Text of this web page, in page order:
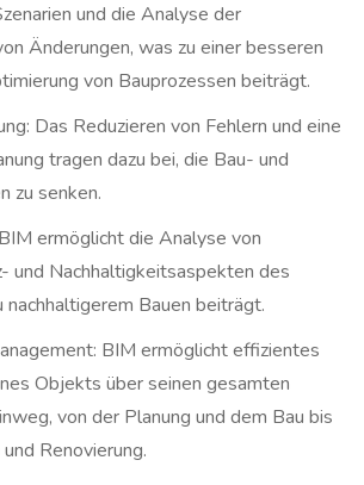
und die Analyse der
Änderungen, was zu einer besseren
von Bauprozessen beiträgt.
Das Reduzieren von Fehlern und eine
tragen dazu bei, die Bau- und
zu senken.
ermöglicht die Analyse von
und Nachhaltigkeitsaspekten des
Bauen beiträgt.
BIM ermöglicht effizientes
Objekts über seinen gesamten
von der Planung und dem Bau bis
Renovierung.